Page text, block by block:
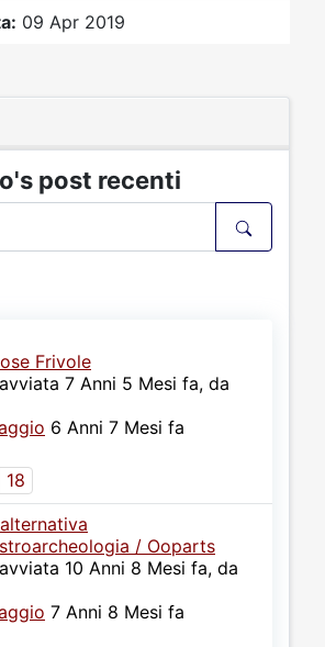
09 Apr 2019
post recenti
Frivole
7 Anni 5 Mesi fa, da
6 Anni 7 Mesi fa
18
/ Ooparts
10 Anni 8 Mesi fa, da
7 Anni 8 Mesi fa